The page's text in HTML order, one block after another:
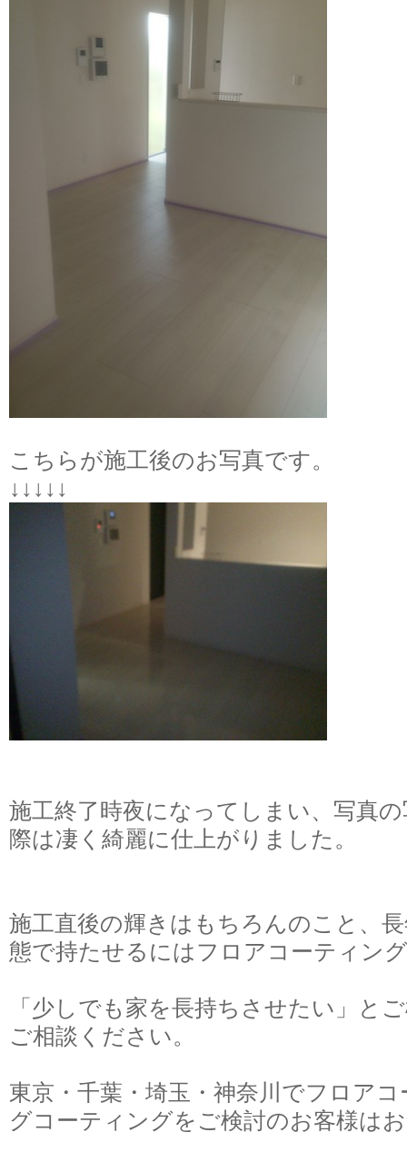
こちらが施工後のお写真です。
↓↓↓↓↓
施工終了時夜になってしまい、写真
際は凄く綺麗に仕上がりました。
施工直後の輝きはもちろんのこと、
態で持たせるにはフロアコーティン
「少しでも家を長持ちさせたい」と
ご相談ください。
東京・千葉・埼玉・神奈川でフロア
グコーティングをご検討のお客様は